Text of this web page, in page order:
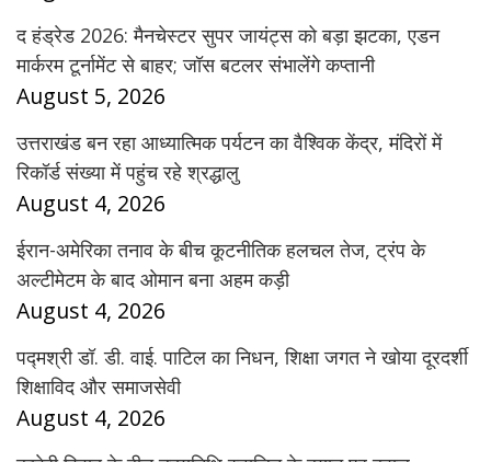
द हंड्रेड 2026: मैनचेस्टर सुपर जायंट्स को बड़ा झटका, एडन
मार्करम टूर्नामेंट से बाहर; जॉस बटलर संभालेंगे कप्तानी
August 5, 2026
उत्तराखंड बन रहा आध्यात्मिक पर्यटन का वैश्विक केंद्र, मंदिरों में
रिकॉर्ड संख्या में पहुंच रहे श्रद्धालु
August 4, 2026
ईरान-अमेरिका तनाव के बीच कूटनीतिक हलचल तेज, ट्रंप के
अल्टीमेटम के बाद ओमान बना अहम कड़ी
August 4, 2026
पद्मश्री डॉ. डी. वाई. पाटिल का निधन, शिक्षा जगत ने खोया दूरदर्शी
शिक्षाविद और समाजसेवी
August 4, 2026